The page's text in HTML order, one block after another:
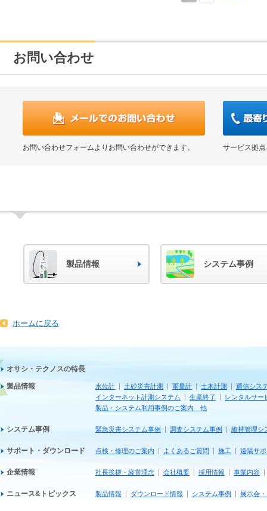
お問い合わせ
お問い合わせフォームよりお問い合わせができます。 サービス拠
製品情報 システム事例
ホームに戻る
オサシ・テクノスの特長
製品情報 水位計 土砂災害計測 雨量計 土木計測
通信シス
インターネット計測システム
生産終了
レンタルサー
製品・システム利用事例のご案内 他
システム事例 緊急災害システム事例 調査システム事例 維持管理シ
サポート・ダウンロード 点検・修理のご案内 よくあるご質問 施工 遠隔サ
企業情報 社長挨拶・経営理念 会社概要 採用情報 事業内容
ニュース&トピックス 製品情報 ダウンロード情報 システム事例 展示会